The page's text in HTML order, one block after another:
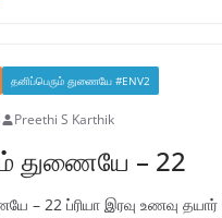
தனிப்பெரும் துணையே #ENV2
Preethi S Karthik
துணையே – 22
– 22 ப்ரியா இரவு உணவு